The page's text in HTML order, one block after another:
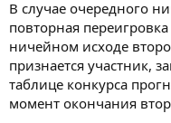
В случае очередного
повторная
ничейном исходе
признается
таблице конкурса
момент окончания